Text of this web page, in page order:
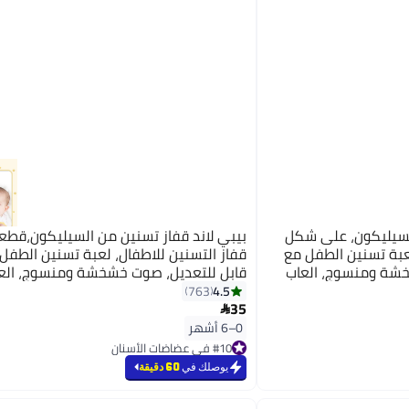
على شكل
تسنين الطفل مع
ومنسوج، العاب
بيبي لاند قفاز تسنين من
قفاز التسنين للاطفال، لعبة تسنين
قابل للتعديل، صوت خشخشة ومنسوج،
للاطفال الرضع من عمر 0-6 اشهر(أصفر)
4.5
763
35
0–6 أشهر
#10 في عضاضات الأسنان
تم بيع +50 مؤخرًا
#10 في عضاضات الأسنان
يوصلك في60 دقيقة